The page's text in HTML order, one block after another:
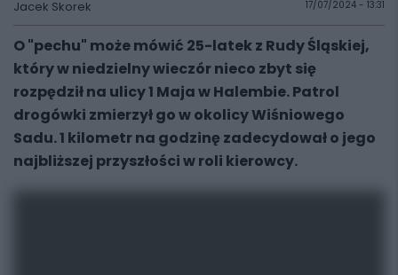
Jacek Skorek 17/07/2024 - 13:31
O "pechu" może mówić 25-latek z Rudy Śląskiej,
który w niedzielny wieczór nieco zbyt się
rozpędził na ulicy 1 Maja w Halembie. Patrol
drogówki zmierzył go w okolicy Wiśniowego
Sadu. 1 kilometr na godzinę zadecydował o jego
najbliższej przyszłości w roli kierowcy.